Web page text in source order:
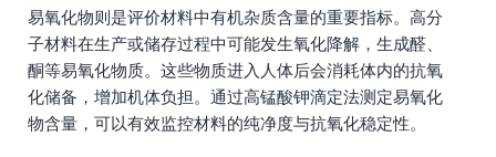
易氧化物则是评价材料中有机杂质含量的重要指标。高分
子材料在生产或储存过程中可能发生氧化降解，生成醛、
酮等易氧化物质。这些物质进入人体后会消耗体内的抗氧
化储备，增加机体负担。通过高锰酸钾滴定法测定易氧化
物含量，可以有效监控材料的纯净度与抗氧化稳定性。